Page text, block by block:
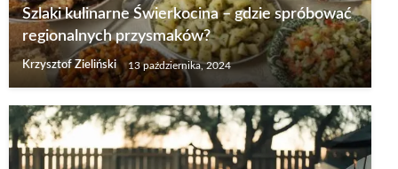
Szlaki kulinarne Świerkocina – gdzie spróbować
regionalnych przysmaków?
Krzysztof Zieliński 13 października, 2024